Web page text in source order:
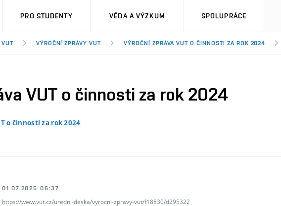
PRO STUDENTY VĚDA A VÝZKUM SPOLUPRÁCE
VUT VÝROČNÍ ZPRÁVY VUT VÝROČNÍ ZPRÁVA VUT O ČINNOSTI ZA ROK 2024
VUT o činnosti za rok 2024
o činnosti za rok 2024
01.07.2025 06:37
https://www.vut.cz/uredni-deska/vyrocni-zpravy-vut/f18830/d295322